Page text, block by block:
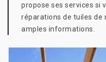
propose ses services si
réparations de tuiles de
amples informations.